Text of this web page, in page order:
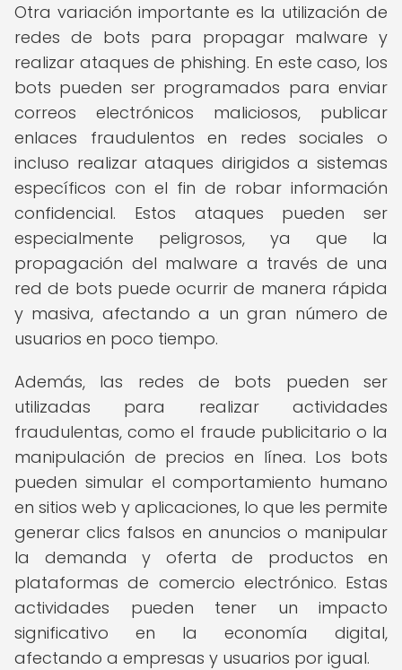
Otra variación importante es la utilización de
redes de bots para propagar malware y
realizar ataques de phishing. En este caso, los
bots pueden ser programados para enviar
correos electrónicos maliciosos, publicar
enlaces fraudulentos en redes sociales o
incluso realizar ataques dirigidos a sistemas
específicos con el fin de robar información
confidencial. Estos ataques pueden ser
especialmente peligrosos, ya que la
propagación del malware a través de una
red de bots puede ocurrir de manera rápida
y masiva, afectando a un gran número de
usuarios en poco tiempo.
Además, las redes de bots pueden ser
utilizadas para realizar actividades
fraudulentas, como el fraude publicitario o la
manipulación de precios en línea. Los bots
pueden simular el comportamiento humano
en sitios web y aplicaciones, lo que les permite
generar clics falsos en anuncios o manipular
la demanda y oferta de productos en
plataformas de comercio electrónico. Estas
actividades pueden tener un impacto
significativo en la economía digital,
afectando a empresas y usuarios por igual.